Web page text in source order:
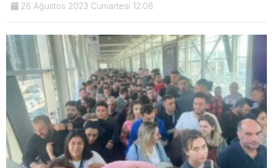
26 Ağustos 2023 Cumartesi 12:08